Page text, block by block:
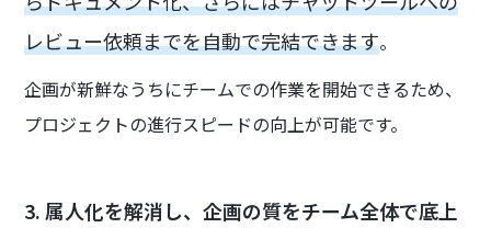
レビュー依頼までを自動で完結できます。
企画が新鮮なうちにチームでの作業を開始できるため、
プロジェクトの進行スピードの向上が可能です。
3. 属人化を解消し、企画の質をチーム全体で底上